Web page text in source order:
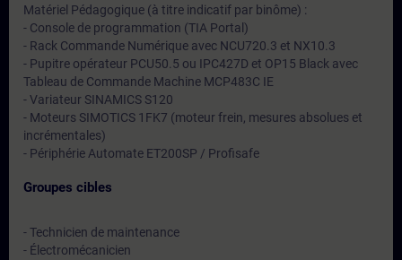
Matériel Pédagogique (à titre indicatif par binôme) :
- Console de programmation (TIA Portal)
- Rack Commande Numérique avec NCU720.3 et NX10.3
- Pupitre opérateur PCU50.5 ou IPC427D et OP15 Black avec
Tableau de Commande Machine MCP483C IE
- Variateur SINAMICS S120
- Moteurs SIMOTICS 1FK7 (moteur frein, mesures absolues et
incrémentales)
- Périphérie Automate ET200SP / Profisafe
Groupes cibles
- Technicien de maintenance
- Électromécanicien